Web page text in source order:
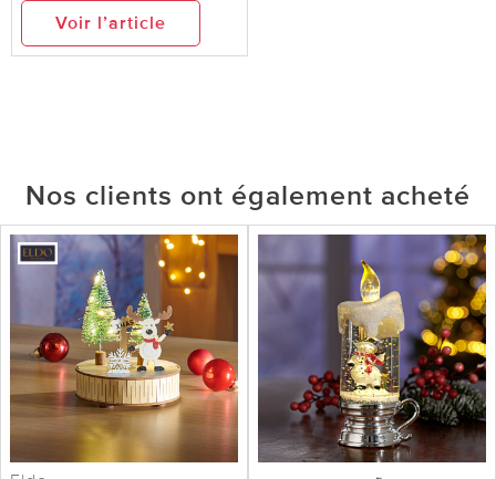
Voir l’article
Nos clients ont également acheté